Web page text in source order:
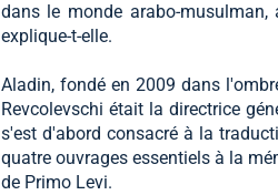
dans le monde arabo-
explique-t-elle.
Aladin, fondé en 2009 dans
Revcolevschi était la directrice
s'est d'abord consacré à la
quatre ouvrages essentiels à la
de Primo Levi.